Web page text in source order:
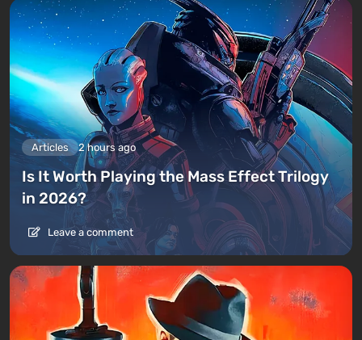
Articles 2 hours ago
Is It Worth Playing the Mass Effect Trilogy
in 2026?
Leave a comment